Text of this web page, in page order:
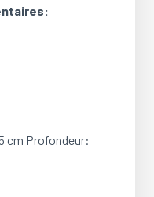
cm Profondeur: